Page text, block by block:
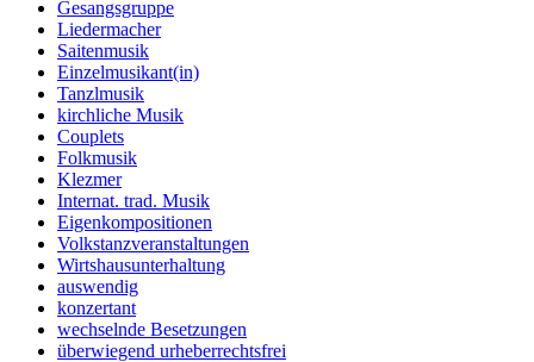
Gesangsgruppe
Liedermacher
Saitenmusik
Einzelmusikant(in)
Tanzlmusik
kirchliche Musik
Couplets
Folkmusik
Klezmer
Internat. trad. Musik
Eigenkompositionen
Volkstanzveranstaltungen
Wirtshausunterhaltung
auswendig
konzertant
wechselnde Besetzungen
überwiegend urheberrechtsfrei